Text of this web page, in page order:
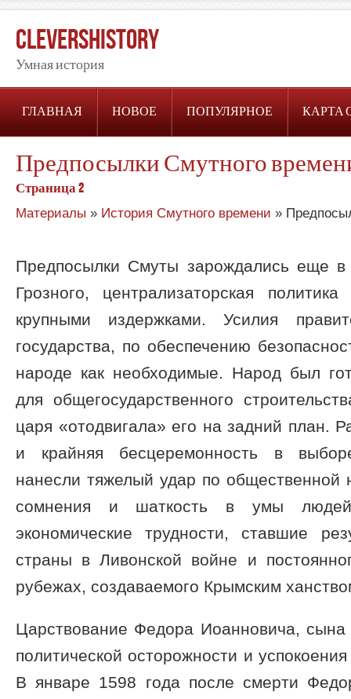
CleversHistory
Умная история
ГЛАВНАЯ НОВОЕ ПОПУЛЯРНОЕ КАРТА
Предпосылки Смутного
Страница 2
Материалы » История Смутного времени »
Предпосылки Смуты зарождались еще
Грозного, централизаторская
крупными издержками. Усилия
государства, по обеспечению
народе как необходимые. Народ был
для общегосударственного
царя «отодвигала» его на задний план.
и крайняя бесцеремонность в
нанесли тяжелый удар по общественной
сомнения и шаткость в умы людей.
экономические трудности, ставшие
страны в Ливонской войне и
рубежах, создаваемого Крымским
Царствование Федора Иоанновича,
политической осторожности и
В январе 1598 года после смерти